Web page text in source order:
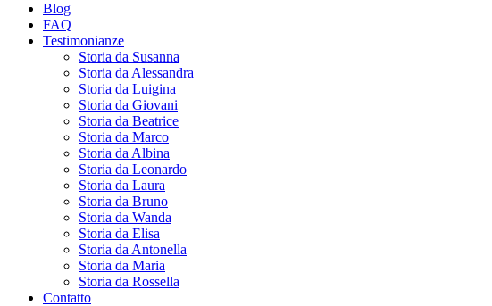
Blog
FAQ
Testimonianze
Storia da Susanna
Storia da Alessandra
Storia da Luigina
Storia da Giovani
Storia da Beatrice
Storia da Marco
Storia da Albina
Storia da Leonardo
Storia da Laura
Storia da Bruno
Storia da Wanda
Storia da Elisa
Storia da Antonella
Storia da Maria
Storia da Rossella
Contatto